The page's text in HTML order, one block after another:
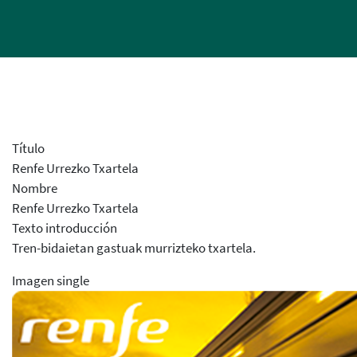
Título
Renfe Urrezko Txartela
Nombre
Renfe Urrezko Txartela
Texto introducción
Tren-bidaietan gastuak murrizteko txartela.
Imagen single